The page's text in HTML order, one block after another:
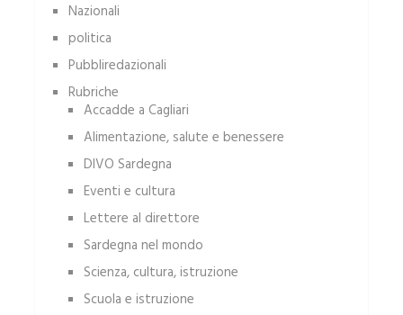
Nazionali
politica
Pubbliredazionali
Rubriche
Accadde a Cagliari
Alimentazione, salute e benessere
DIVO Sardegna
Eventi e cultura
Lettere al direttore
Sardegna nel mondo
Scienza, cultura, istruzione
Scuola e istruzione